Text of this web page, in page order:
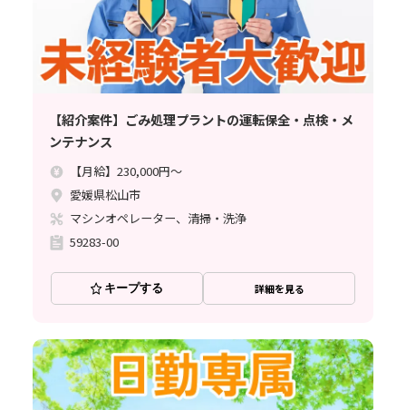
【紹介案件】ごみ処理プラントの運転保全・点検・メ
ンテナンス
【月給】230,000円～
愛媛県松山市
マシンオペレーター、清掃・洗浄
59283-00
キープする 詳細を見る